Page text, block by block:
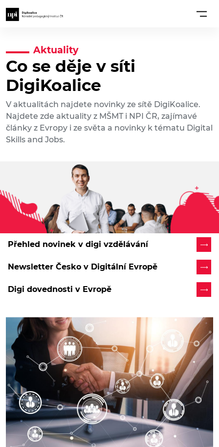
Aktuality
Co se děje v síti
DigiKoalice
V aktualitách najdete novinky ze sítě DigiKoalice.
Najdete zde aktuality z MŠMT i NPI ČR, zajímavé
články z Evropy i ze světa a novinky k tématu Digital
Skills and Jobs.
Přehled novinek v digi vzdělávání
Newsletter Česko v Digitální Evropě
Digi dovednosti v Evropě